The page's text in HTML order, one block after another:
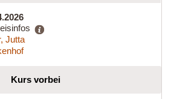
Jutta
Kurs vorbei